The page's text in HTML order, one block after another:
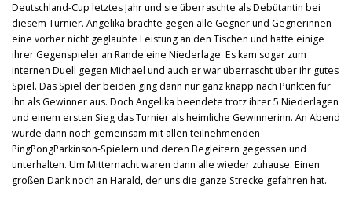
Deutschland-Cup letztes Jahr und sie überraschte als Debütantin bei
diesem Turnier. Angelika brachte gegen alle Gegner und Gegnerinnen
eine vorher nicht geglaubte Leistung an den Tischen und hatte einige
ihrer Gegenspieler an Rande eine Niederlage. Es kam sogar zum
internen Duell gegen Michael und auch er war überrascht über ihr gutes
Spiel. Das Spiel der beiden ging dann nur ganz knapp nach Punkten für
ihn als Gewinner aus. Doch Angelika beendete trotz ihrer 5 Niederlagen
und einem ersten Sieg das Turnier als heimliche Gewinnerinn. An Abend
wurde dann noch gemeinsam mit allen teilnehmenden
PingPongParkinson-Spielern und deren Begleitern gegessen und
unterhalten. Um Mitternacht waren dann alle wieder zuhause. Einen
großen Dank noch an Harald, der uns die ganze Strecke gefahren hat.